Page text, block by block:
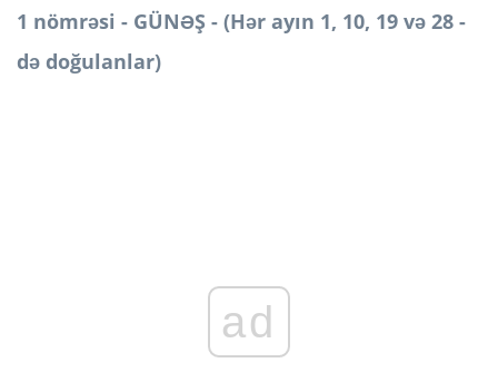
1 nömrəsi - GÜNƏŞ - (Hər ayın 1, 10, 19 və 28 -
də doğulanlar)
ad